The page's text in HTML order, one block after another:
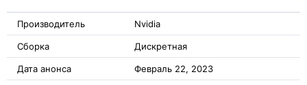
Производитель Nvidia
Сборка Дискретная
Дата анонса Февраль 22, 2023